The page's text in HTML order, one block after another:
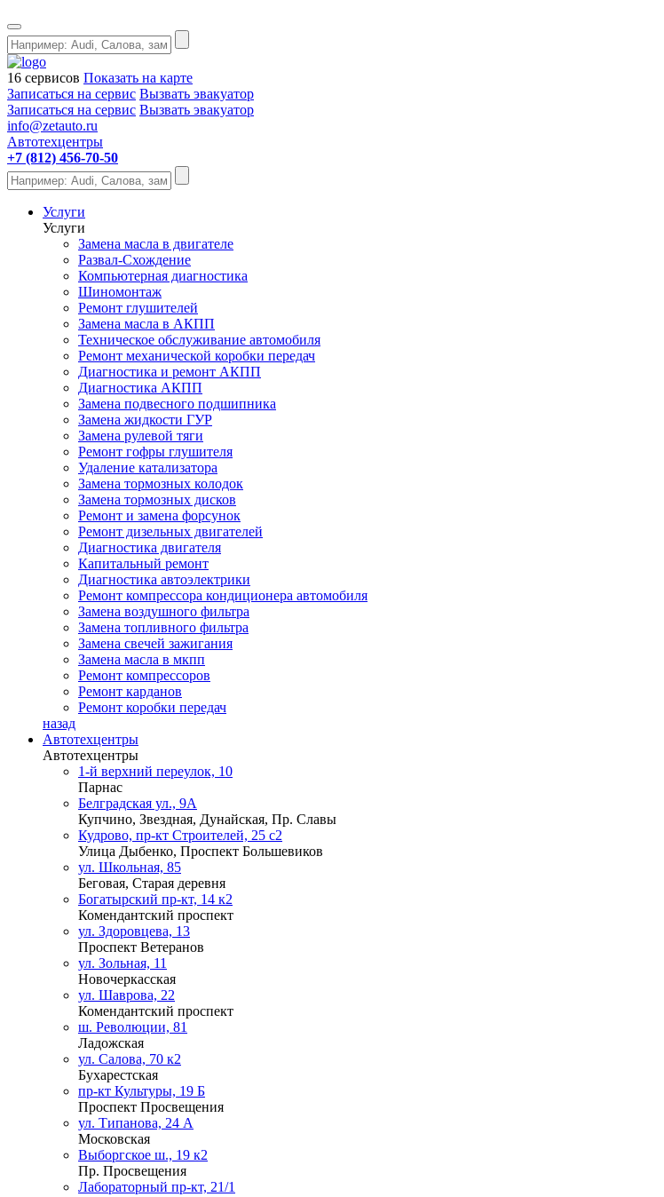
16 сервисов Показать на карте
Записаться на сервис Вызвать эвакуатор
Записаться на сервис Вызвать эвакуатор
info@zetauto.ru
Автотехцентры
+7 (812) 456-70-50
Услуги
Услуги
Замена масла в двигателе
Развал-Схождение
Компьютерная диагностика
Шиномонтаж
Ремонт глушителей
Замена масла в АКПП
Техническое обслуживание автомобиля
Ремонт механической коробки передач
Диагностика и ремонт АКПП
Диагностика АКПП
Замена подвесного подшипника
Замена жидкости ГУР
Замена рулевой тяги
Ремонт гофры глушителя
Удаление катализатора
Замена тормозных колодок
Замена тормозных дисков
Ремонт и замена форсунок
Ремонт дизельных двигателей
Диагностика двигателя
Капитальный ремонт
Диагностика автоэлектрики
Ремонт компрессора кондиционера автомобиля
Замена воздушного фильтра
Замена топливного фильтра
Замена свечей зажигания
Замена масла в мкпп
Ремонт компрессоров
Ремонт карданов
Ремонт коробки передач
назад
Автотехцентры
Автотехцентры
1-й верхний переулок, 10
Парнас
Белградская ул., 9А
Купчино, Звездная, Дунайская, Пр. Славы
Кудрово, пр-кт Строителей, 25 с2
Улица Дыбенко, Проспект Большевиков
ул. Школьная, 85
Беговая, Старая деревня
Богатырский пр-кт, 14 к2
Комендантский проспект
ул. Здоровцева, 13
Проспект Ветеранов
ул. Зольная, 11
Новочеркасская
ул. Шаврова, 22
Комендантский проспект
ш. Революции, 81
Ладожская
ул. Салова, 70 к2
Бухарестская
пр-кт Культуры, 19 Б
Проспект Просвещения
ул. Типанова, 24 А
Московская
Выборгское ш., 19 к2
Пр. Просвещения
Лабораторный пр-кт, 21/1